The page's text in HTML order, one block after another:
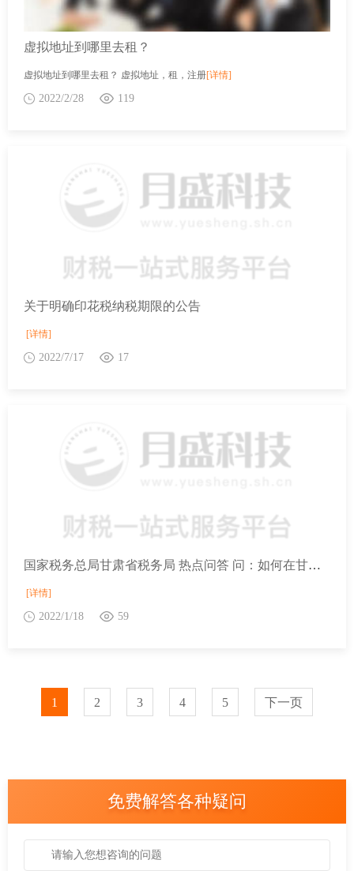
虚拟地址到哪里去租？
虚拟地址到哪里去租？ 虚拟地址，租，注册[详情]
2022/2/28 119
关于明确印花税纳税期限的公告
[详情]
2022/7/17 17
国家税务总局甘肃省税务局 热点问答 问：如何在甘肃省电子税务局添加购票员身份？
[详情]
2022/1/18 59
1 2 3 4 5 下一页
免费解答各种疑问